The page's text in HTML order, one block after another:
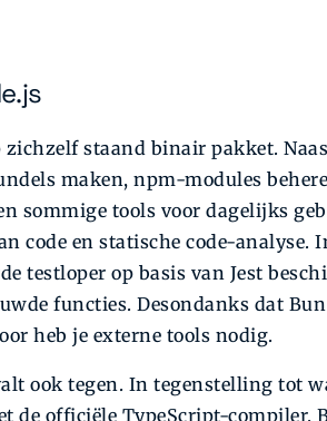
zichzelf staand binair pakket.
maken, npm-modules
sommige tools voor dagelijks
code en statische code-analyse.
testloper op basis van Jest
functies. Desondanks dat
heb je externe tools nodig.
ook tegen. In tegenstelling tot
de officiële TypeScript-